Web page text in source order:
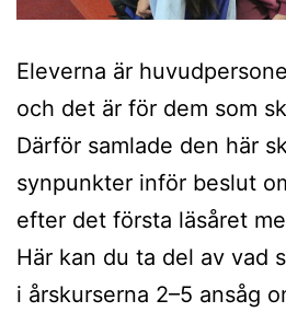
Eleverna är
och det är för dem som
Därför samlade den här
synpunkter inför beslut
efter det första läsåret
Här kan du ta del av vad
i årskurserna 2–5 ansåg